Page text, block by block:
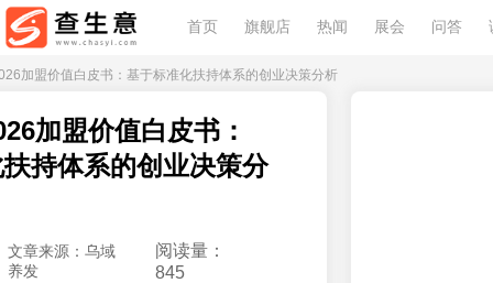
首页 旗舰店 热闻 展会 问答
加盟价值白皮书：基于标准化扶持体系的创业决策分析
加盟价值白皮书：
持体系的创业决策分
文章来源：乌域
养发
阅读量：
845